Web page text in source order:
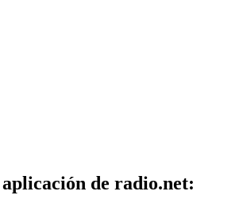
de radio.net: